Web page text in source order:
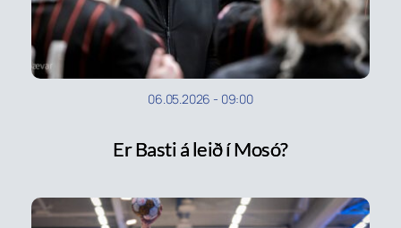
06.05.2026 - 09:00
Er Basti á leið í Mosó?